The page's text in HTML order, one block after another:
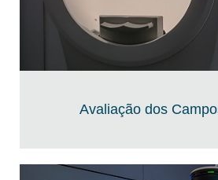
Avaliação dos